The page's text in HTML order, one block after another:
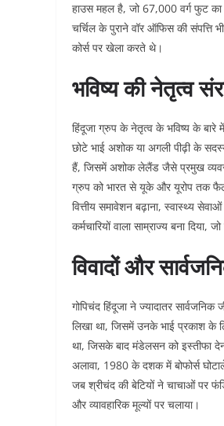
हाउस महल है, जो 67,000 वर्ग फुट
चर्चिल के पुराने वॉर ऑफिस की संपत्ति
कोर्स पर खेला करते थे।​
भविष्य की नेतृत्व
हिंदूजा ग्रुप के नेतृत्व के भविष्य के
छोटे भाई अशोक या अगली पीढ़ी के
हैं, जिसमें अशोक लेलैंड जैसे प्रमुख
ग्रुप को भारत से यूके और यूरोप तक
वित्तीय समावेशन बढ़ाना, स्वास्थ्य
कर्मचारियों वाला साम्राज्य बना
विवादों और
गोपिचंद हिंदूजा ने ज्यादातर
लिखा था, जिसमें उनके भाई प्रकाश के
था, जिसके बाद मंडेलसन को इस्तीफा
अलावा, 1980 के दशक में बोफोर्स
जब श्रीचंद की बेटियों ने चाचाओं पर
और व्यावहारिक मूल्यों पर चलाया।​